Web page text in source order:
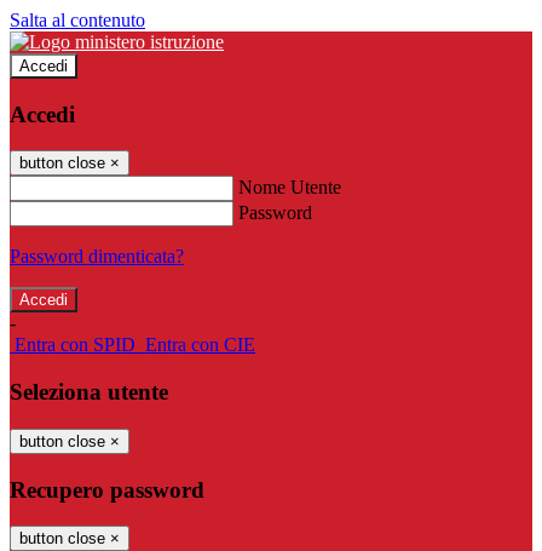
Salta al contenuto
Accedi
Accedi
button close ×
Nome Utente
Password
Password dimenticata?
-
Entra con SPID Entra con CIE
Seleziona utente
button close ×
Recupero password
button close ×